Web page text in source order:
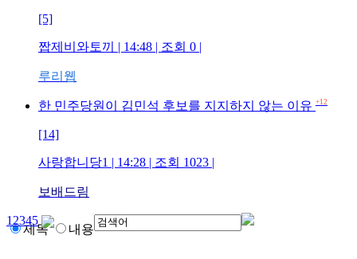
[5]
짭제비와토끼 | 14:48 | 조회 0 |
루리웹
한 민주당원이 김민석 후보를 지지하지 않는 이유 +12
[14]
사랑합니당1 | 14:28 | 조회 1023 |
보배드림
12345
제목 내용